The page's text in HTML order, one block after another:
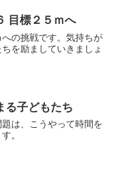
目標２５ｍへ
の挑戦です。気持ちが
を励ましていきましょ
る子どもたち
は、こうやって時間を
。